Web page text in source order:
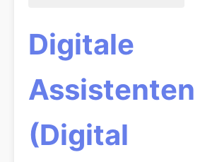
Digitale
Assistenten
(Digital